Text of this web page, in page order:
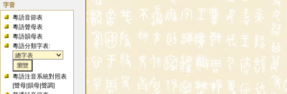
字音
粵語音節表
粵語聲母表
粵語韻母表
粵語分類字表:
粵語注音系統對照表
[聲母 |韻母 |聲調]